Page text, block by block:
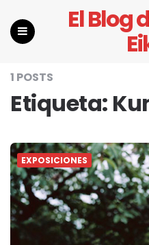
El Blog
1 POSTS
Etiqueta:
EXPOSICIONES